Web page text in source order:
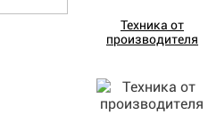
Техника от
производителя